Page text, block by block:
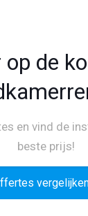
op de
en vind de
beste prijs!